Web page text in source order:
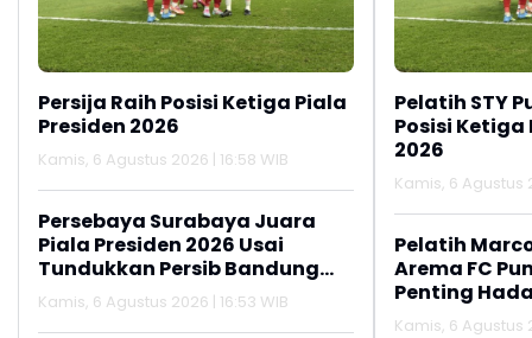
Persija Raih Posisi Ketiga Piala
Presiden 2026
Kamis, 6 Agustus 2026 | 16:58 WIB
Persebaya Surabaya Juara
Piala Presiden 2026 Usai
Tundukkan Persib Bandung
Lewat Adu Penalti
Kamis, 6 Agustus 2026 | 16:53 WIB
Pelatih STY
Posisi Ketiga
2026
Kamis, 6 Agustus
Pelatih
Arema FC
Penting
Kamis, 6 Agustus